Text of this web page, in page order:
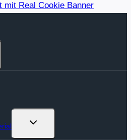
mit Real Cookie Banner
Untermenü